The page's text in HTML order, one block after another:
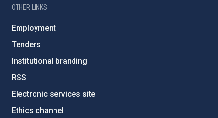
OTHER LINKS
Employment
Tenders
Institutional branding
RSS
Electronic services site
Ethics channel